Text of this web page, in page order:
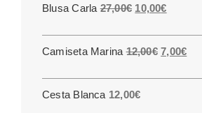
Blusa Carla 27,00€ El
era:
27,00€.
10,00€El
es:
10,00€.
Camiseta Marina 12,00€ El
7,00€El
Cesta Blanca 12,00€